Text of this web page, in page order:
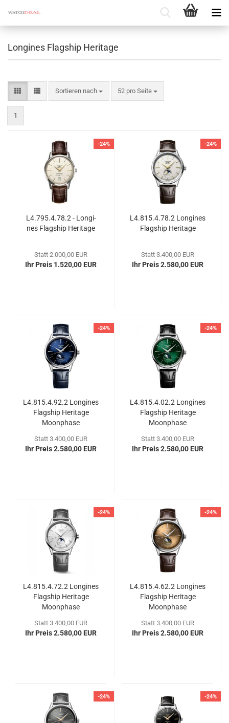
Longines Flagship Heritage
Sortieren nach
Sortieren nach 52 pro Seite
pro Seite
1
-24%
L4.795.4.78.2 - Lon­gi­
nes Flag­ship He­ri­ta­ge
Statt 2.000,00 EUR
Ihr Preis 1.520,00 EUR
-24%
L4.815.4.78.2 Lon­gi­nes
Flag­ship He­ri­ta­ge
Statt 3.400,00 EUR
Ihr Preis 2.580,00 EUR
-24%
L4.815.4.92.2 Lon­gi­nes
Flag­ship He­ri­ta­ge
Moon­pha­se
Statt 3.400,00 EUR
Ihr Preis 2.580,00 EUR
-24%
L4.815.4.02.2 Lon­gi­nes
Flag­ship He­ri­ta­ge
Moon­pha­se
Statt 3.400,00 EUR
Ihr Preis 2.580,00 EUR
-24%
L4.815.4.72.2 Lon­gi­nes
Flag­ship He­ri­ta­ge
Moon­pha­se
Statt 3.400,00 EUR
Ihr Preis 2.580,00 EUR
-24%
L4.815.4.62.2 Lon­gi­nes
Flag­ship He­ri­ta­ge
Moon­pha­se
Statt 3.400,00 EUR
Ihr Preis 2.580,00 EUR
-24% -24%